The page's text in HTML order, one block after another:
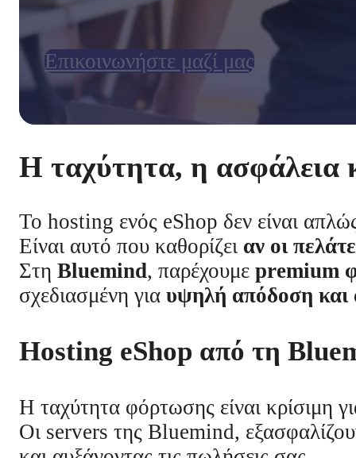
Επικοινωνήστε μαζί μας
Η ταχύτητα, η ασφάλεια
Το hosting ενός eShop δεν είναι
Είναι αυτό που καθορίζει αν οι
Στη Bluemind, παρέχουμε premium
σχεδιασμένη για υψηλή απόδοση και
Hosting eShop από τη
Η ταχύτητα φόρτωσης είναι κρίσιμη
Οι servers της Bluemind,